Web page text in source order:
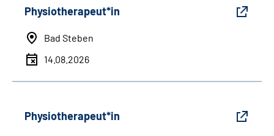
Physiotherapeut*in
Bad Steben
14.08.2026
Physiotherapeut*in